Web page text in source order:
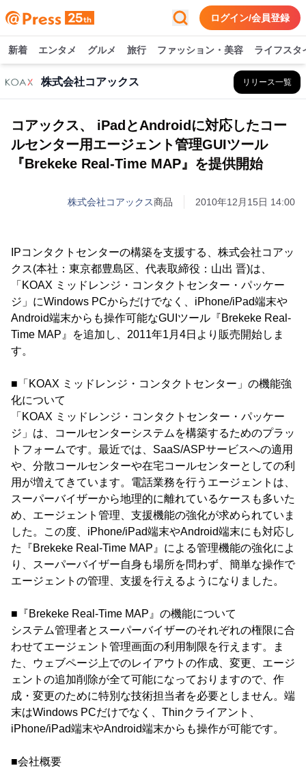
ログイン/会員登録
新着 エンタメ グルメ 旅行 ファッション・美容 ライフスタ
株式会社コアックス リリース一覧
コアックス、 iPadとAndroidに対応したコー
ルセンター用エージェント管理GUIツール
『Brekeke Real-Time MAP』を提供開始
株式会社コアックス商品 2010年12月15日 14:00
IPコンタクトセンターの構築を支援する、株式会社コアッ
クス(本社：東京都豊島区、代表取締役：山出 晋)は、
「KOAX ミッドレンジ・コンタクトセンター・パッケー
ジ」にWindows PCからだけでなく、iPhone/iPad端末や
Android端末からも操作可能なGUIツール『Brekeke Real-
Time MAP』を追加し、2011年1月4日より販売開始しま
す。
■「KOAX ミッドレンジ・コンタクトセンター」の機能強
化について
「KOAX ミッドレンジ・コンタクトセンター・パッケー
ジ」は、コールセンターシステムを構築するためのプラッ
トフォームです。最近では、SaaS/ASPサービスへの適用
や、分散コールセンターや在宅コールセンターとしての利
用が増えてきています。電話業務を行うエージェントは、
スーパーバイザーから地理的に離れているケースも多いた
め、エージェント管理、支援機能の強化が求められていま
した。この度、iPhone/iPad端末やAndroid端末にも対応し
た『Brekeke Real-Time MAP』による管理機能の強化によ
り、スーパーバイザー自身も場所を問わず、簡単な操作で
エージェントの管理、支援を行えるようになりました。
■『Brekeke Real-Time MAP』の機能について
システム管理者とスーパーバイザーのそれぞれの権限に合
わせてエージェント管理画面の利用制限を行えます。ま
た、ウェブページ上でのレイアウトの作成、変更、エージ
ェントの追加削除が全て可能になっておりますので、作
成・変更のために特別な技術担当者を必要としません。端
末はWindows PCだけでなく、Thinクライアント、
iPhone/iPad端末やAndroid端末からも操作が可能です。
■会社概要